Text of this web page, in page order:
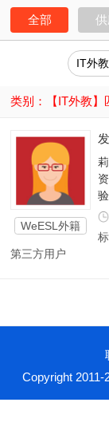
全部
类别：【IT外教】
WeESL外籍
第三方用户
Copyright